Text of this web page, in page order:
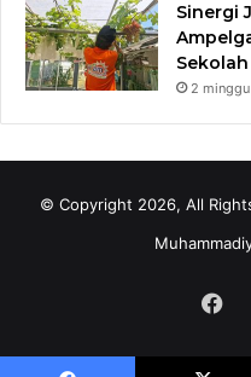
Sinergi
2
© Copyright 2026, All